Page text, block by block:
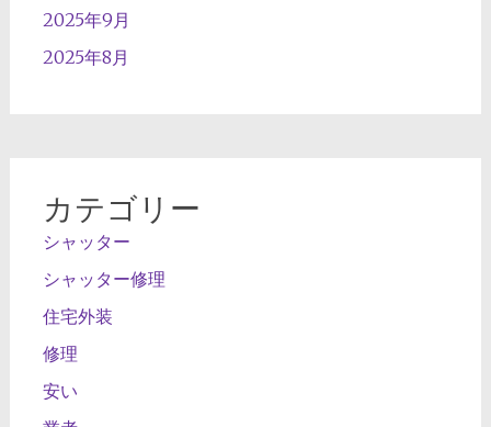
2025年9月
2025年8月
カテゴリー
シャッター
シャッター修理
住宅外装
修理
安い